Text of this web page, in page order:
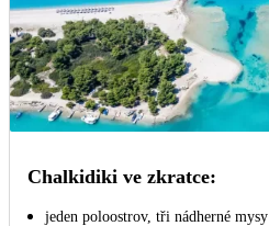
Chalkidiki ve zkratce:
jeden poloostrov, tři nádherné mysy